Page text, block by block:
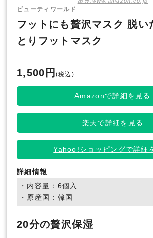
ビューティワールド
フットにも贅沢マスク 脱い
とりフットマスク
1,500円 (税込)
Amazonで詳細を見る
楽天で詳細を見る
Yahoo!ショッピングで詳細
詳細情報
・内容量：6個入
・原産国：韓国
20分の贅沢保湿